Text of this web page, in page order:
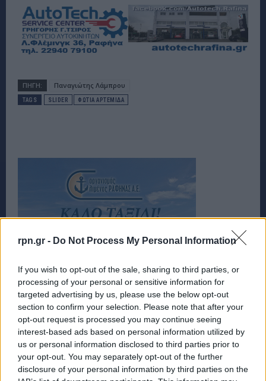
rpn.gr - Do Not Process My Personal Information
If you wish to opt-out of the sale, sharing to third parties, or
processing of your personal or sensitive information for
targeted advertising by us, please use the below opt-out
section to confirm your selection. Please note that after your
opt-out request is processed you may continue seeing
interest-based ads based on personal information utilized by
us or personal information disclosed to third parties prior to
your opt-out. You may separately opt-out of the further
disclosure of your personal information by third parties on the
ΠΗΓΗ: Παναγιώτης Λάμπρου
TAGS SLIDER ΦΩΤΙΑ ΑΡΤΕΜΙΔΑ